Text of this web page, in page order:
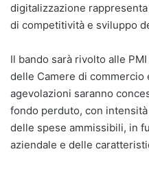
digitalizzazione
di competitività e sviluppo
Il bando sarà rivolto alle
delle Camere di commercio
agevolazioni saranno
fondo perduto, con
delle spese ammissibili, in
aziendale e delle